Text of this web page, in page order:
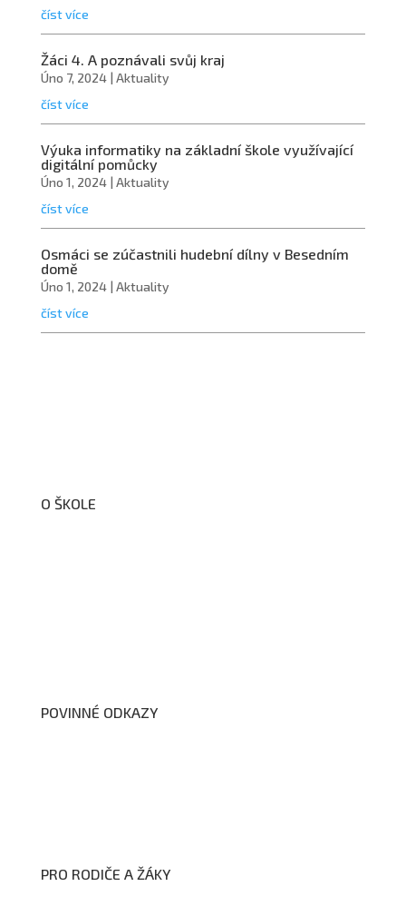
číst více
Žáci 4. A poznávali svůj kraj
Úno 7, 2024| Aktuality
číst více
Výuka informatiky na základní škole využívající
digitální pomůcky
Úno 1, 2024| Aktuality
číst více
Osmáci se zúčastnili hudební dílny v Besedním
domě
Úno 1, 2024| Aktuality
číst více
O ŠKOLE
POVINNÉ ODKAZY
PRO RODIČE A ŽÁKY